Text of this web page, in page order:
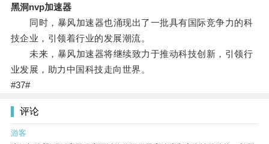
黑洞nvp加速器
同时，暴风加速器也涌现出了一批具有国际竞争力的科
技企业，引领着行业的发展潮流。
未来，暴风加速器将继续致力于推动科技创新，引领行
业发展，助力中国科技走向世界。
#37#
评论
游客